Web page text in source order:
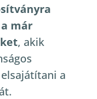
a már
, akik
a